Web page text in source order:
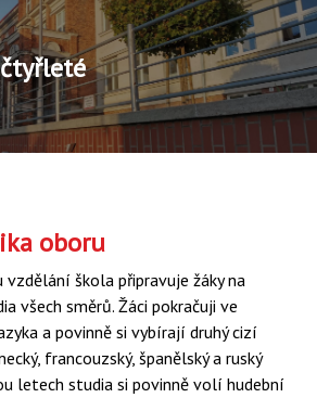
oboru
škola připravuje žáky na
všech směrů. Žáci pokračuji ve
a povinně si vybírají druhý cizí
francouzský, španělský a ruský
letech studia si povinně volí hudební